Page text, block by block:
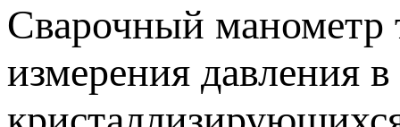
Сварочный манометр
измерения давления